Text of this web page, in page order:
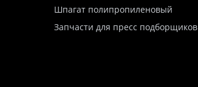
Шпагат полипропиленовый
Запчасти для пресс подборщиков